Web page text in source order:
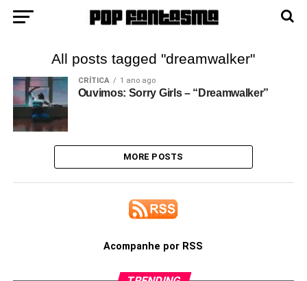
All posts tagged "dreamwalker"
CRÍTICA 1 ano ago
Ouvimos: Sorry Girls – “Dreamwalker”
MORE POSTS
Acompanhe por RSS